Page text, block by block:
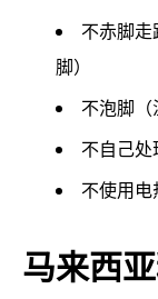
不赤脚
脚）
不泡脚（
不自己处
不使用
马来西